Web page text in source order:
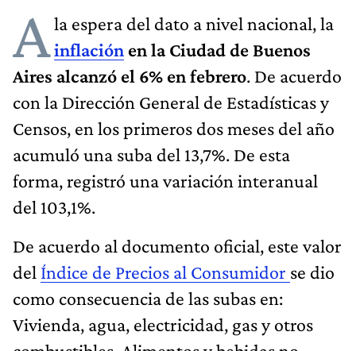
Ala espera del dato a nivel nacional, la
inflación en la Ciudad de Buenos
Aires alcanzó el 6% en febrero. De acuerdo
con la Dirección General de Estadísticas y
Censos, en los primeros dos meses del año
acumuló una suba del 13,7%. De esta
forma, registró una variación interanual
del 103,1%.
De acuerdo al documento oficial, este valor
del Índice de Precios al Consumidor se dio
como consecuencia de las subas en:
Vivienda, agua, electricidad, gas y otros